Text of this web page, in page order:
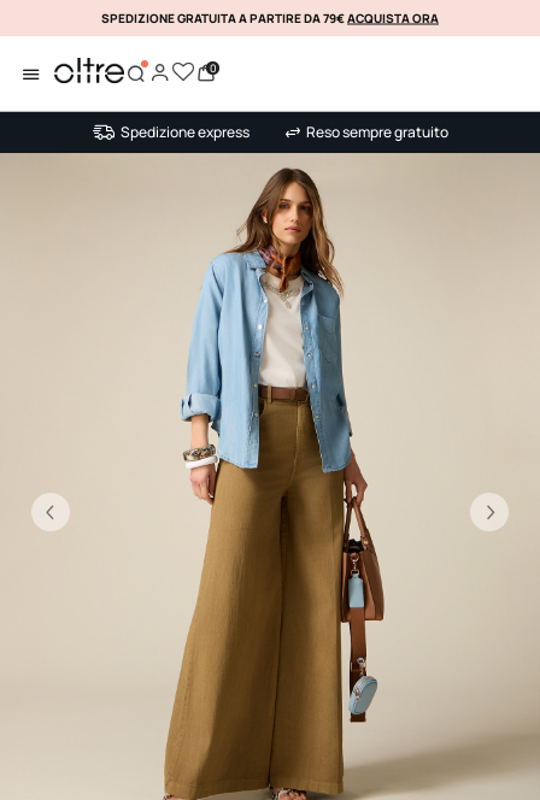
KLARNA
SPEDIZIONE GRATUITA A PARTIRE DA 79€ACQUISTA ORA
0
Spedizione express Reso sempre gratuito
Precedente